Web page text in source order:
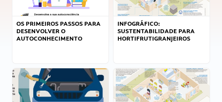
OS PRIMEIROS PASSOS PARA
DESENVOLVER O
AUTOCONHECIMENTO
INFOGRÁFICO:
SUSTENTABILIDADE PARA
HORTIFRUTIGRANJEIROS